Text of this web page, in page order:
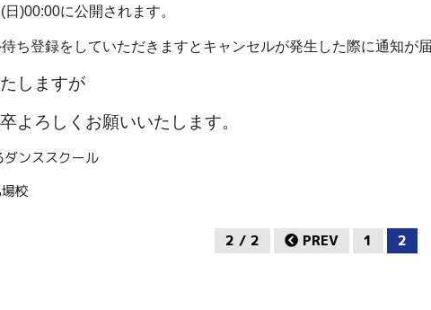
)00:00に公開されます。
ち登録をしていただきますと キャンセルが発生した際に通知が届
しますが
よろしくお願いいたします。
ンススクール
校
2 / 2 PREV 1 2